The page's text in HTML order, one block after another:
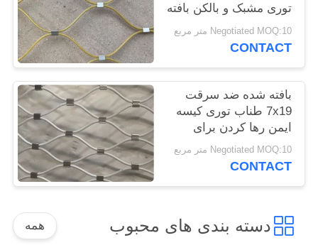
توری مشبک و بالکن بافته
شده
Negotiated MOQ:10 متر مربع
CONTACT
بافته شده ضد سرقت
7x19 طناب توری کیسه
ایمن رها کردن برای
نورافکن
Negotiated MOQ:10 متر مربع
CONTACT
دسته بندی های محبوب همه